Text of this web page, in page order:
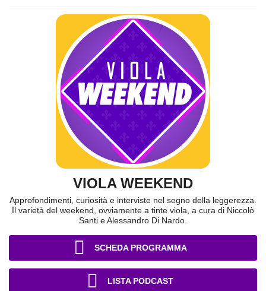
VIOLA WEEKEND
Approfondimenti, curiosità e interviste nel segno della leggerezza.
Il varietà del weekend, ovviamente a tinte viola, a cura di Niccolò
Santi e Alessandro Di Nardo.
SCHEDA PROGRAMMA
LISTA PODCAST